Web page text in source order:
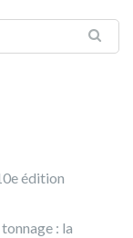
édition
: la